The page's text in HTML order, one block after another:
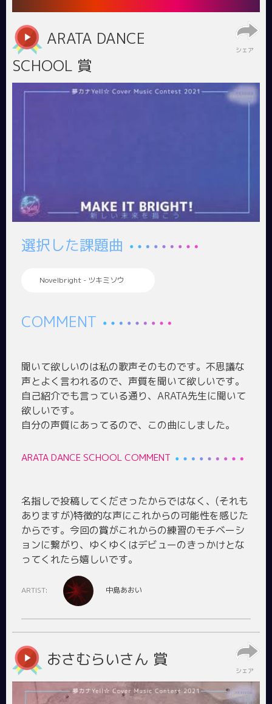
ARATA DANCE
SCHOOL 賞
シェア
選択した課題曲
Novelbright - ツキミソウ
COMMENT
聞いて欲しいのは私の歌声そのものです。不思議な
声とよく言われるので、声質を聞いて欲しいです。
自己紹介でも言っている通り、ARATA先生に聞いて
欲しいです。
ARATA DANCE SCHOOL COMMENT
名指しで投稿してくださったからではなく、(それも
ありますが)特徴的な声にこれからの可能性を感じた
からです。今回の賞がこれからの練習のモチベーシ
ョンに繋がり、ゆくゆくはデビューのきっかけとな
ARTIST: 中島あおい
おさむらいさん 賞
シェア